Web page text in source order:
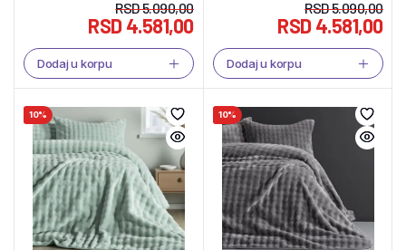
RSD5.090,00
RSD4.581,00
Dodaj u korpu
RSD5.090,00
RSD4.581,00
Dodaj u korpu
10% 10%